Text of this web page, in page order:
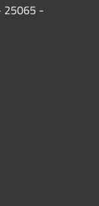
25065 -